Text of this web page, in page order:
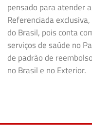
pensado para atender
Referenciada
do Brasil, pois conta
serviços de saúde no
de padrão de
no Brasil e no Exterior.